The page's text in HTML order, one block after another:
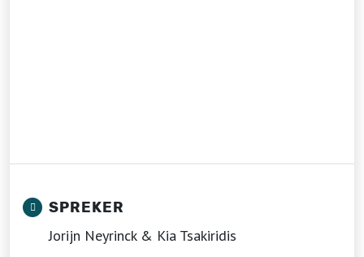
SPREKER
Jorijn Neyrinck & Kia Tsakiridis